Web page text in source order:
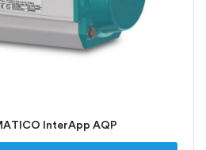
InterApp AQP